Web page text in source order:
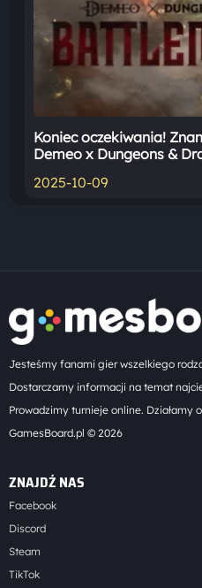
Koniec oczekiwania!
Demeo x Dungeons &
2025-10-09
Jesteśmy fanami gier wszelkiego
Dostarczamy informacji na temat
Prowadzimy turnieje online. Działamy
GamesBoard.pl © 2026
ZNAJDŹ NAS
Facebook
Discord
Steam
TikTok